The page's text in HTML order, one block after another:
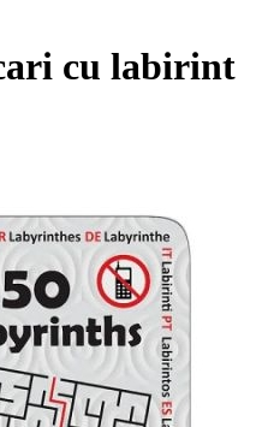
cu labirint